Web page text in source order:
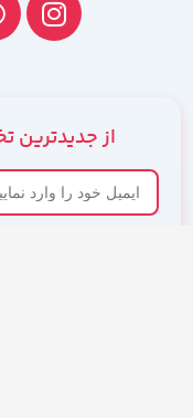
از جدیدترین